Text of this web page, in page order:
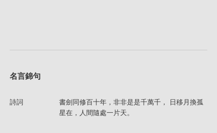
名言錦句
詩詞
書劍同修百十年，非非是是千萬千， 日移月換孤
星在，人間隨處一片天。